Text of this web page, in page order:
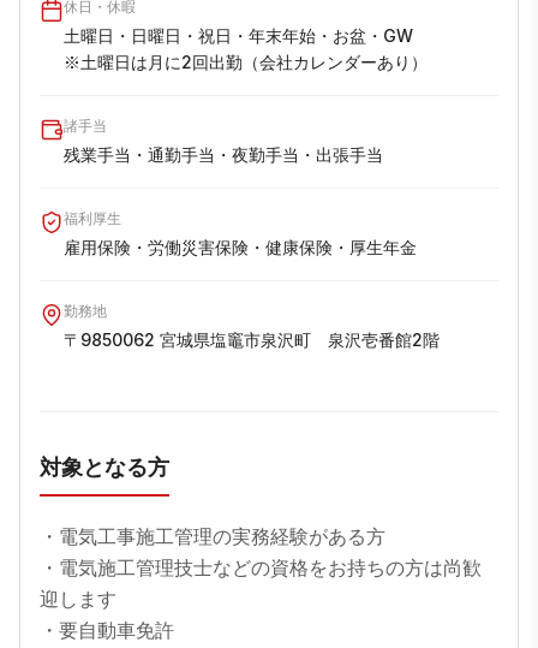
休日・休暇
土曜日・日曜日・祝日・年末年始・お盆・GW
※土曜日は月に2回出勤（会社カレンダーあり）
諸手当
残業手当・通勤手当・夜勤手当・出張手当
福利厚生
雇用保険・労働災害保険・健康保険・厚生年金
勤務地
〒9850062 宮城県塩竈市泉沢町　泉沢壱番館2階
対象となる方
・電気工事施工管理の実務経験がある方
・電気施工管理技士などの資格をお持ちの方は尚歓
迎します
・要自動車免許